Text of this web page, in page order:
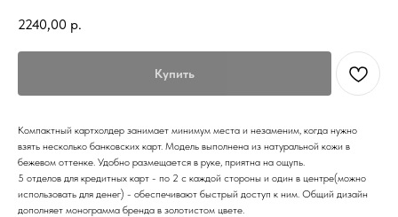
2240,00 р.
Купить
Компактный картхолдер занимает минимум места и незаменим, когда нужно
взять несколько банковских карт. Модель выполнена из натуральной кожи в
бежевом оттенке. Удобно размещается в руке, приятна на ощупь.
5 отделов для кредитных карт - по 2 с каждой стороны и один в центре(можно
использовать для денег) - обеспечивают быстрый доступ к ним. Общий дизайн
дополняет монограмма бренда в золотистом цвете.